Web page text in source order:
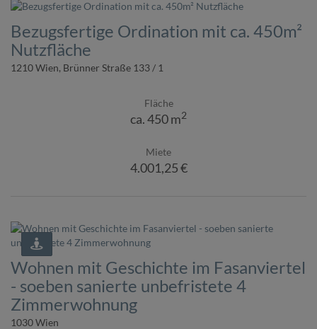
Bezugsfertige Ordination mit ca. 450m²
Nutzfläche
1210 Wien, Brünner Straße 133 / 1
Fläche
ca. 450 m2
Miete
4.001,25 €
Wohnen mit Geschichte im Fasanviertel
- soeben sanierte unbefristete 4
Zimmerwohnung
1030 Wien